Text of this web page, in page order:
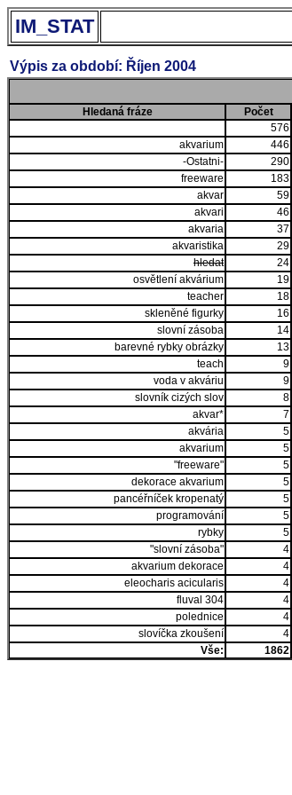
IM_STAT
Výpis za období: Říjen 2004
Hledaná fráze Počet
576
akvarium
446
-Ostatni-
290
freeware
183
akvar
59
akvari
46
akvaria
37
akvaristika
29
hledat
24
osvětlení akvárium
19
teacher
18
skleněné figurky
16
slovní zásoba
14
barevné rybky obrázky
13
teach
9
voda v akváriu
9
slovník cizých slov
8
akvar*
7
akvária
5
akvarium
5
"freeware"
5
dekorace akvarium
5
pancéřníček kropenatý
5
programování
5
rybky
5
"slovní zásoba"
4
akvarium dekorace
4
eleocharis acicularis
4
fluval 304
4
polednice
4
slovíčka zkoušení
4
Vše:
1862